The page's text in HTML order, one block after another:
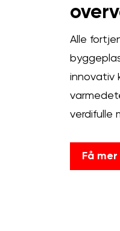
Alle
innovativ
verdifulle
Få